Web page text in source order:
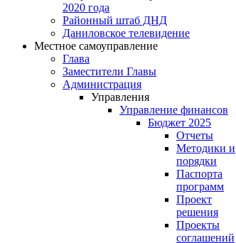
2020 года
Районный штаб ДНД
Даниловское телевидение
Местное самоуправление
Глава
Заместители Главы
Администрация
Управления
Управление финансов
Бюджет 2025
Отчеты
Методики и
порядки
Паспорта
программ
Проект
решения
Проекты
соглашений